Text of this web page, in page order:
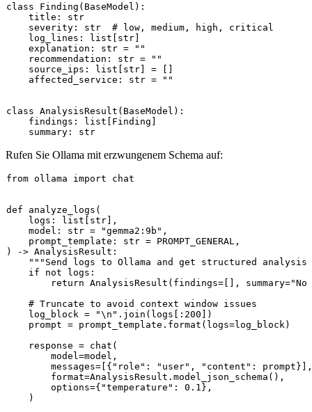
class Finding ( BaseModel ):
    title:
str
    severity:
str
# low, medium, high, critical
    log_lines:
list str
    explanation:
str =
""
    recommendation:
str =
""
    source_ips:
list str ] = []
    affected_service:
str = ""
class AnalysisResult ( BaseModel ):
    findings:
list [Finding]
    summary:
str
Rufen Sie Ollama mit erzwungenem Schema auf:
from ollama import chat
def analyze_logs (
    logs:
list str ],
    model:
str = "gemma2:9b" ,
    prompt_template:
str
) -> AnalysisResult:
"""Send logs to Ollama and get structured
if
not logs:
return AnalysisResult(findings=[], summary=
# Truncate to avoid context window issues
    log_block =
"\n" .join(logs[: 200 ])
    prompt = prompt_template.
format (logs=log_block)
    response = chat(
        model=model,
        messages=[{
"role" : "user" , "content" : prompt}],
format=AnalysisResult.model_json_schema(),
        options={
"temperature" : 0.1 },
    )